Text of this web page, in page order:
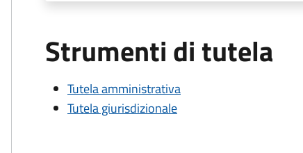
Strumenti di tutela
Tutela amministrativa
Tutela giurisdizionale